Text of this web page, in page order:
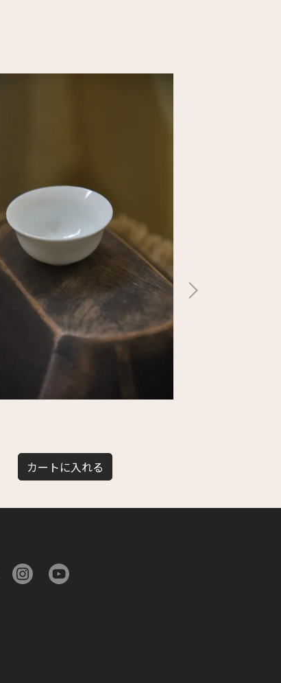
カートに入れる